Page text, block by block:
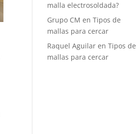
malla electrosoldada?
Grupo CM enTipos de
mallas para cercar
Raquel Aguilar enTipos de
mallas para cercar